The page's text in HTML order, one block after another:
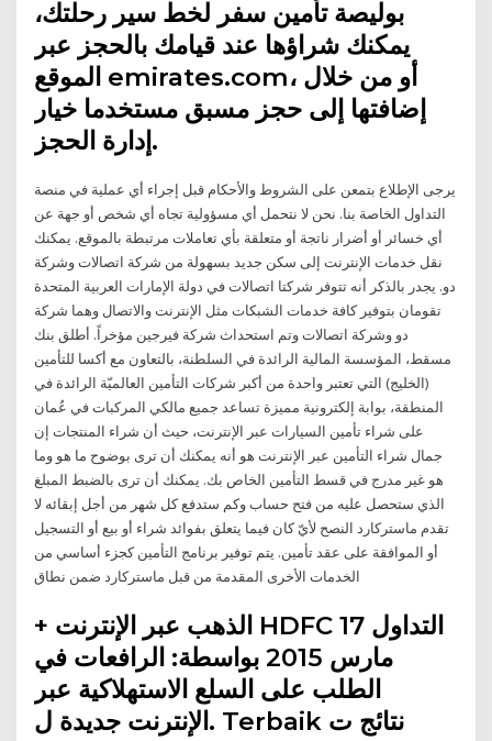
بوليصة تأمين سفر لخط سير رحلتك،
يمكنك شراؤها عند قيامك بالحجز عبر
الموقع emirates.com، أو من خلال
إضافتها إلى حجز مسبق مستخدما خيار
إدارة الحجز.
يرجى الإطلاع بتمعن على الشروط والأحكام قبل إجراء أي عملية في منصة
التداول الخاصة بنا. نحن لا نتحمل أي مسؤولية تجاه أي شخص أو جهة عن
أي خسائر أو أضرار ناتجة أو متعلقة بأي تعاملات مرتبطة بالموقع. يمكنك
نقل خدمات الإنترنت إلى سكن جديد بسهولة من شركة اتصالات وشركة
دو. يجدر بالذكر أنه تتوفر شركتا اتصالات في دولة الإمارات العربية المتحدة
تقومان بتوفير كافة خدمات الشبكات مثل الإنترنت والاتصال وهما شركة
دو وشركة اتصالات وتم استحداث شركة فيرجين مؤخراً. أطلق بنك
مسقط، المؤسسة المالية الرائدة في السلطنة، بالتعاون مع أكسا للتأمين
(الخليج) التي تعتبر واحدة من أكبر شركات التأمين العالميّة الرائدة في
المنطقة، بوابة إلكترونية مميزة تساعد جميع مالكي المركبات في عُمان
على شراء تأمين السيارات عبر الإنترنت، حيث أن شراء المنتجات إن
جمال شراء التأمين عبر الإنترنت هو أنه يمكنك أن ترى بوضوح ما هو وما
هو غير مدرج في قسط التأمين الخاص بك. يمكنك أن ترى بالضبط المبلغ
الذي ستحصل عليه من فتح حساب وكم ستدفع كل شهر من أجل إبقائه لا
تقدم ماستركارد النصح لأيّ كان فيما يتعلق بفوائد شراء أو بيع أو التسجيل
أو الموافقة على عقد تأمين. يتم توفير برنامج التأمين كجزء أساسي من
الخدمات الأخرى المقدمة من قبل ماستركارد ضمن نطاق
+ الذهب عبر الإنترنت HDFC التداول 17
مارس 2015 بواسطة: الرافعات في
الطلب على السلع الاستهلاكية عبر
الإنترنت جديدة ل. Terbaik نتائج ت